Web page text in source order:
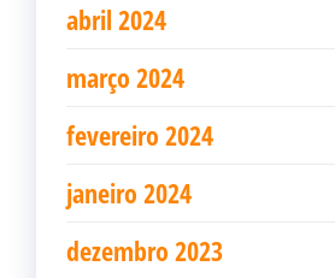
abril 2024
março 2024
fevereiro 2024
janeiro 2024
dezembro 2023